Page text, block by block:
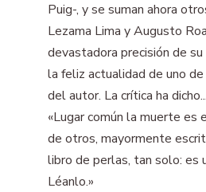
Puig-, y se suman ahora
Lezama Lima y Augusto
devastadora precisión de
la feliz actualidad de uno
del autor. La crítica ha dicho...
«Lugar común la muerte es
de otros, mayormente
libro de perlas, tan solo: es
Léanlo.»